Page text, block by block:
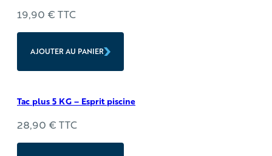
19,90 € TTC
AJOUTER AU PANIER
Tac plus 5 KG – Esprit piscine
28,90 € TTC